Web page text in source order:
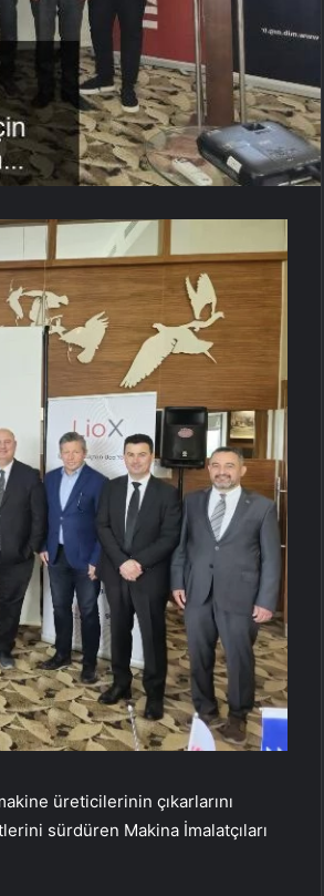
üreticilerinin çıkarlarını
sürdüren Makina İmalatçıları